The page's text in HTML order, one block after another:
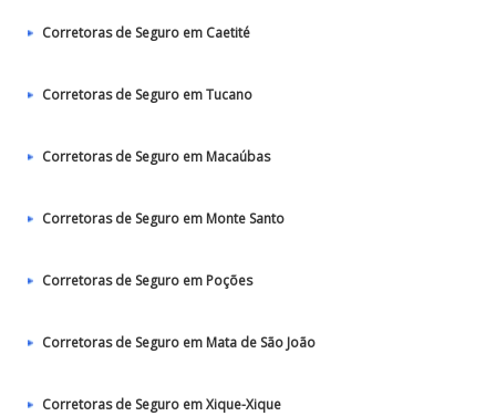
Corretoras de Seguro em Caetité
Corretoras de Seguro em Tucano
Corretoras de Seguro em Macaúbas
Corretoras de Seguro em Monte Santo
Corretoras de Seguro em Poções
Corretoras de Seguro em Mata de São João
Corretoras de Seguro em Xique-Xique